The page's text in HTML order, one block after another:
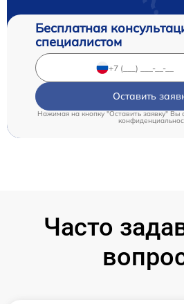
Бесплатная
специалистом
Оставить
Нажимая на кнопку "Оставить заявку" Вы
Часто